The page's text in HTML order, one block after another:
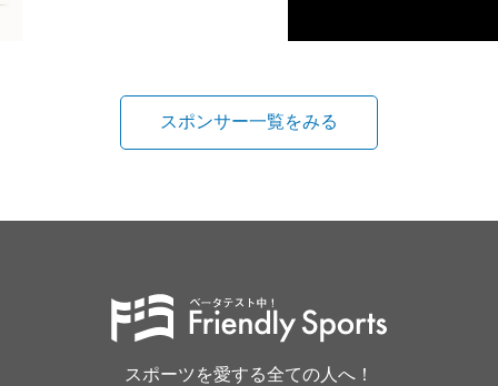
スポンサー一覧をみる
スポーツを愛する全ての人へ！